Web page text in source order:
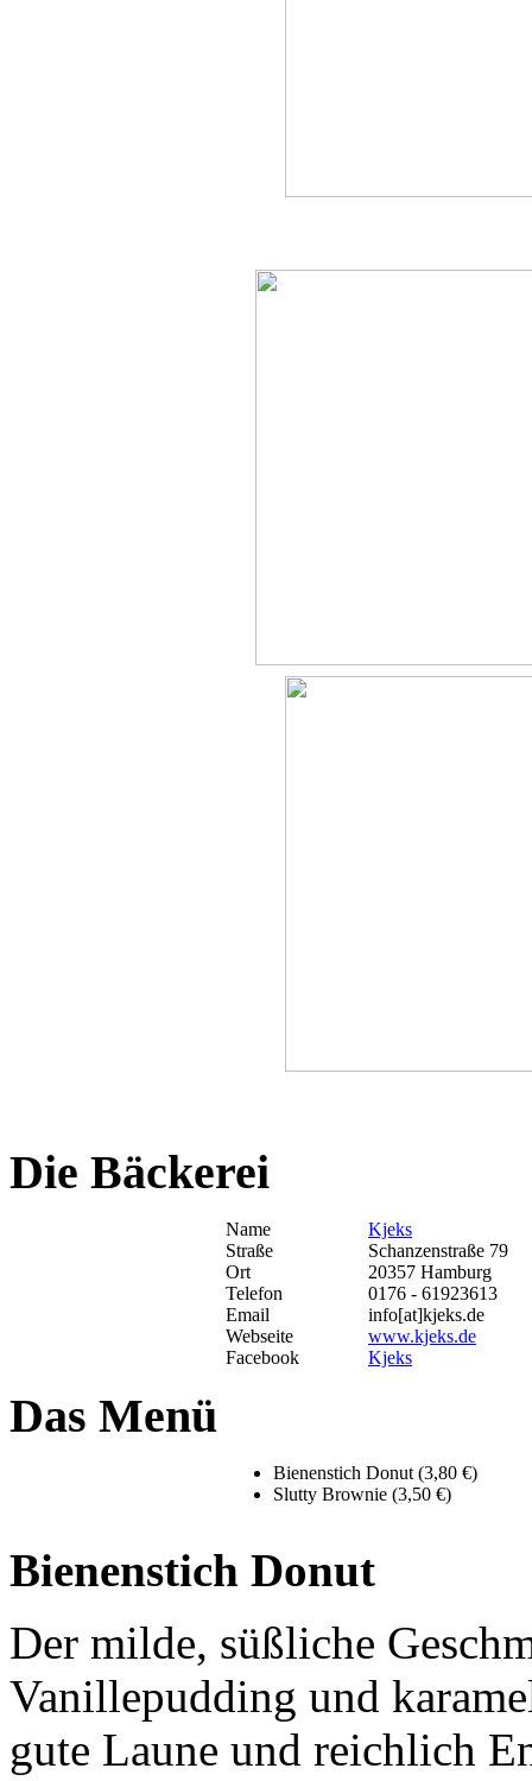
Die Bäckerei
Name
Kjeks
Straße
Schanzenstraße 79
Ort
20357 Hamburg
Telefon
0176 - 61923613
Email
info[at]kjeks.de
Webseite
www.kjeks.de
Facebook
Kjeks
Das Menü
Bienenstich Donut (3,80 €)
Slutty Brownie (3,50 €)
Bienenstich Donut
Der milde, süßliche
Vanillepudding und
gute Laune und reichlich